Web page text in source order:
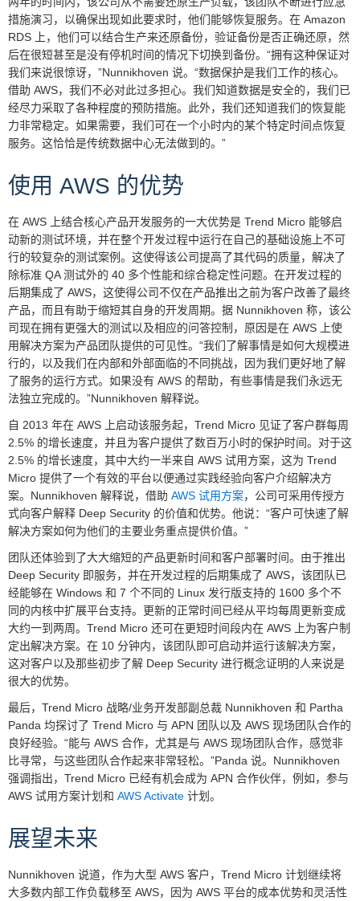
措施演习，以确保出现如此要求时，他们能够恢复服务。在 Amazon
RDS 上，他们可以结合生产来还原备份，验证备份是否正确还原，然
后在很短甚至是没有停机时间的情况下切换到备份。“拥有这种保证对
我们来说很惊讶，”Nunnikhoven 说。“数据保护是我们工作的核心。
借助 AWS，我们不必对此过多担心。我们知道数据是安全的，我们已
经尽力采取了各种程度的预防措施。此外，我们还知道我们的恢复能
力非常稳定。如果需要，我们可在一个小时内的某个特定时间点恢复
服务。这恰恰是传统数据中心无法做到的。”
使用 AWS 的优势
在 AWS 上结合核心产品开发服务的一大优势是 Trend Micro 能够启
动新的测试环境，并在整个开发过程中运行在自己的基础设施上不可
行的较复杂的测试案例。这使得该公司提高了其代码的质量，解决了
除标准 QA 测试外的 40 多个性能和综合稳定性问题。在开发过程的
后期集成了 AWS，这使得公司不仅在产品推出之前为客户改善了最终
产品，而且有助于缩短其自身的开发周期。据 Nunnikhoven 称，该公
司现在拥有更强大的测试以及相应的问答控制，原因是在 AWS 上使
用解决方案为产品团队提供的可见性。“我们了解事情是如何大规模进
行的，以及我们在内部和外部面临的不同挑战，因为我们更好地了解
了服务的运行方式。如果没有 AWS 的帮助，有些事情是我们永远无
法独立完成的。”Nunnikhoven 解释说。
自 2013 年在 AWS 上启动该服务起，Trend Micro 见证了客户群每周
2.5% 的增长速度，并且为客户提供了数百万小时的保护时间。对于这
2.5% 的增长速度，其中大约一半来自 AWS 试用方案，这为 Trend
Micro 提供了一个有效的平台以便通过实践经验向客户介绍解决方
案。Nunnikhoven 解释说，借助 AWS 试用方案，公司可采用传授方
式向客户解释 Deep Security 的价值和优势。他说：“客户可快速了解
解决方案如何为他们的主要业务重点提供价值。”
团队还体验到了大大缩短的产品更新时间和客户部署时间。由于推出
Deep Security 即服务，并在开发过程的后期集成了 AWS，该团队已
经能够在 Windows 和 7 个不同的 Linux 发行版支持的 1600 多个不
同的内核中扩展平台支持。更新的正常时间已经从平均每周更新变成
大约一到两周。Trend Micro 还可在更短时间段内在 AWS 上为客户制
定出解决方案。在 10 分钟内，该团队即可启动并运行该解决方案，
这对客户以及那些初步了解 Deep Security 进行概念证明的人来说是
很大的优势。
最后，Trend Micro 战略/业务开发部副总裁 Nunnikhoven 和 Partha
Panda 均探讨了 Trend Micro 与 APN 团队以及 AWS 现场团队合作的
良好经验。“能与 AWS 合作，尤其是与 AWS 现场团队合作，感觉非
比寻常，与这些团队合作起来非常轻松。”Panda 说。Nunnikhoven
强调指出，Trend Micro 已经有机会成为 APN 合作伙伴，例如，参与
AWS 试用方案计划和 AWS Activate 计划。
展望未来
Nunnikhoven 说道，作为大型 AWS 客户，Trend Micro 计划继续将
大多数内部工作负载移至 AWS，因为 AWS 平台的成本优势和灵活性